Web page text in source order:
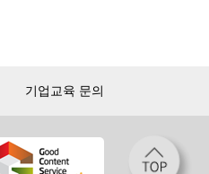
기업교육 문의